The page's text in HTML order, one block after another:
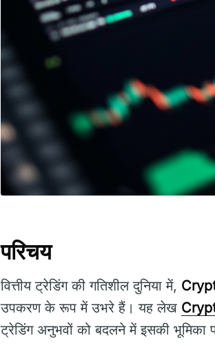
परिचय
वित्तीय ट्रेडिंग की गतिशील दुनिया में,
उपकरण के रूप में उभरे हैं। यह लेख
ट्रेडिंग अनुभवों को बदलने में इसकी भूमिका